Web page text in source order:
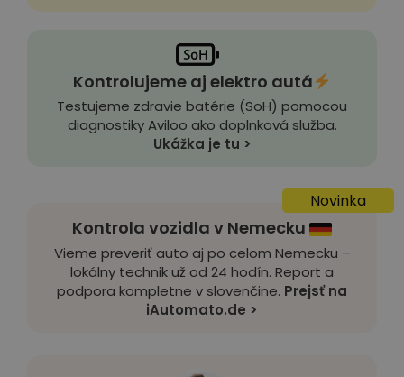
Kontrolujeme aj elektro autá
Testujeme zdravie batérie (SoH) pomocou
diagnostiky Aviloo ako doplnková služba.
Ukážka je tu >
Novinka
Kontrola vozidla v Nemecku
Vieme preveriť auto aj po celom Nemecku –
lokálny technik už od 24 hodín. Report a
podpora kompletne v slovenčine. Prejsť na
iAutomato.de >